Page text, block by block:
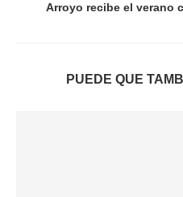
Arroyo recibe el verano
PUEDE QUE